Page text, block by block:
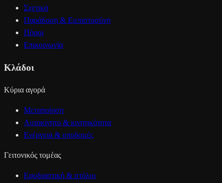
Σχετικά
Παράδοση & Εμπιστοσύνη
Πόροι
Επικοινωνία
Κλάδοι
Κύρια αγορά
Μεταποίηση
Αυτοκίνητο & κινητικότητα
Ενέργεια & υποδομές
Γειτονικός τομέας
Εφοδιαστική & στόλοι